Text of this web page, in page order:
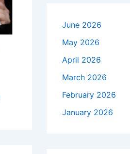
June 2026
May 2026
April 2026
March 2026
February 2026
January 2026